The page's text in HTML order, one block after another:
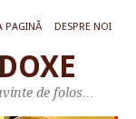
PAGINĂ DESPRE NOI
de folos…